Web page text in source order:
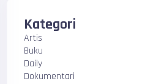
Kategori
Artis
Buku
Daily
Dokumentari